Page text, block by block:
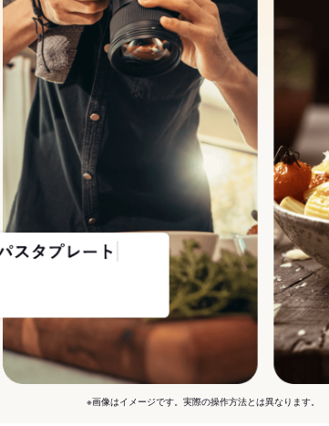
※画像はイメージです。実際の操作方法とは異なります。